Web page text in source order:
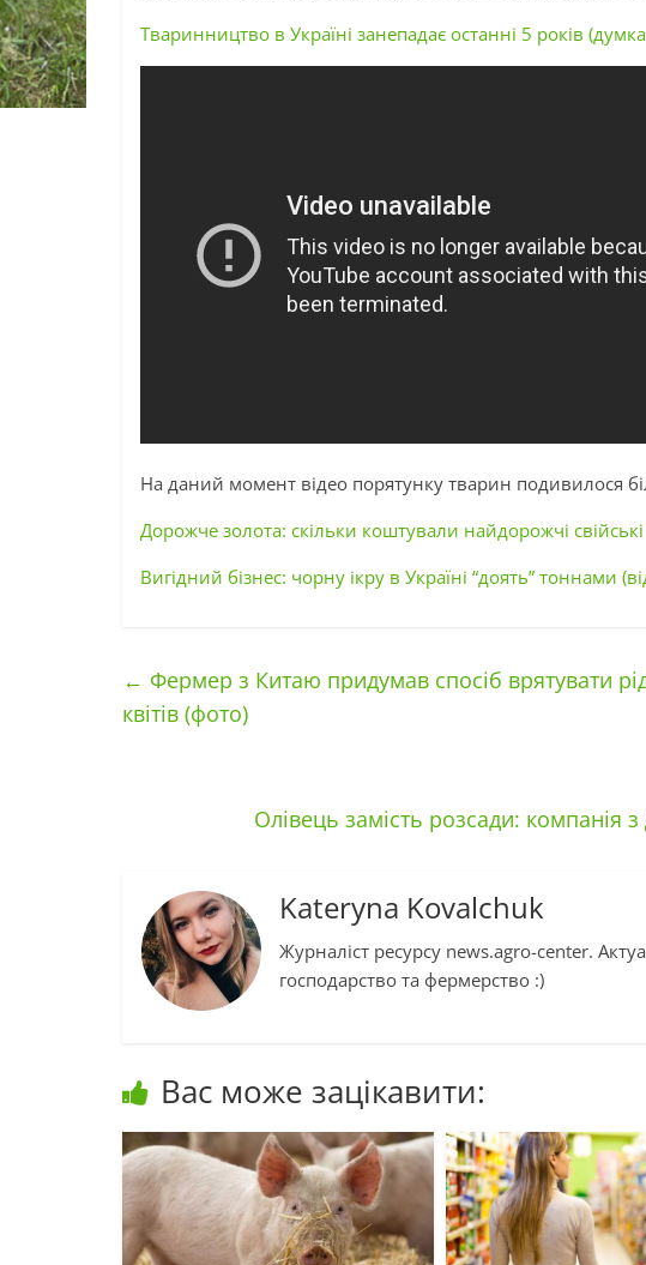
Тваринництво в Україні занепадає останні 5 років (думка
На даний момент відео порятунку тварин подивилося
Дорожче золота: скільки коштували найдорожчі свійські
Вигідний бізнес: чорну ікру в Україні “доять” тоннами
← Фермер з Китаю придумав спосіб врятувати
квітів (фото)
Олівець замість розсади: компанія
Kateryna Kovalchuk
Журналіст ресурсу news.agro-center.
господарство та фермерство :)
Вас може зацікавити: